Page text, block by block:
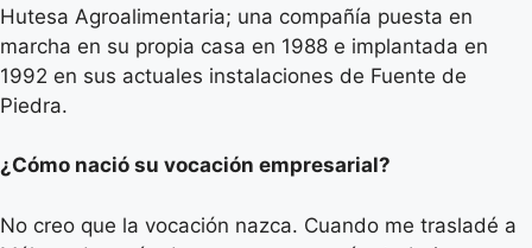
Hutesa Agroalimentaria; una compañía puesta en
marcha en su propia casa en 1988 e implantada en
1992 en sus actuales instalaciones de Fuente de
Piedra.
¿Cómo nació su vocación empresarial?
No creo que la vocación nazca. Cuando me trasladé a